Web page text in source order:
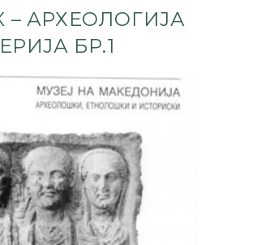
– АРХЕОЛОГИЈА
БР.1